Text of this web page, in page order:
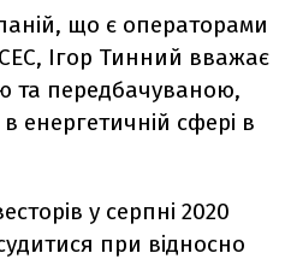
що є операторами
Ігор Тинний вважає
та передбачуваною,
енергетичній сфері в
у серпні 2020
при відносно